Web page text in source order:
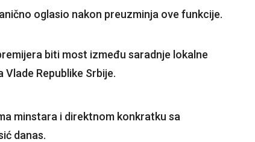
oglasio nakon preuzminja ove funkcije.
biti most između saradnje lokalne
Republike Srbije.
minstara i direktnom konkratku sa
danas.